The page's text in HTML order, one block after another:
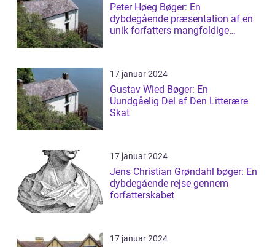
Peter Høeg Bøger: En
dybdegående præsentation af en
unik forfatters mangfoldige
17 januar 2024
Gustav Wied Bøger: En
Uundgåelig Del af Den Litterære
Skat
17 januar 2024
Jens Christian Grøndahl bøger: En
dybdegående rejse gennem
forfatterskabet
17 januar 2024